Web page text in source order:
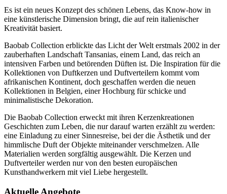
Es ist ein neues Konzept des schönen Lebens, das Know-how in
eine künstlerische Dimension bringt, die auf rein italienischer
Kreativität basiert.
Baobab Collection erblickte das Licht der Welt erstmals 2002 in der
zauberhaften Landschaft Tansanias, einem Land, das reich an
intensiven Farben und betörenden Düften ist. Die Inspiration für die
Kollektionen von Duftkerzen und Duftverteilern kommt vom
afrikanischen Kontinent, doch geschaffen werden die neuen
Kollektionen in Belgien, einer Hochburg für schicke und
minimalistische Dekoration.
Die Baobab Collection erweckt mit ihren Kerzenkreationen
Geschichten zum Leben, die nur darauf warten erzählt zu werden:
eine Einladung zu einer Sinnesreise, bei der die Ästhetik und der
himmlische Duft der Objekte miteinander verschmelzen. Alle
Materialien werden sorgfältig ausgewählt. Die Kerzen und
Duftverteiler werden nur von den besten europäischen
Kunsthandwerkern mit viel Liebe hergestellt.
Aktuelle Angebote